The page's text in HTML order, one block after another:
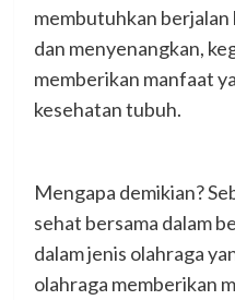
membutuhkan berjalan
dan menyenangkan,
memberikan manfaat
kesehatan tubuh.
Mengapa demikian?
sehat bersama dalam
dalam jenis olahraga
olahraga memberikan